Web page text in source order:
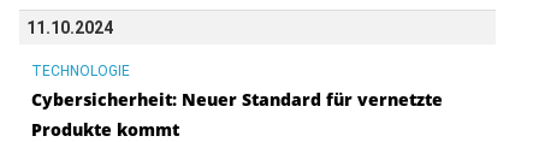
11.10.2024
TECHNOLOGIE
Cybersicherheit: Neuer Standard für vernetzte
Produkte kommt